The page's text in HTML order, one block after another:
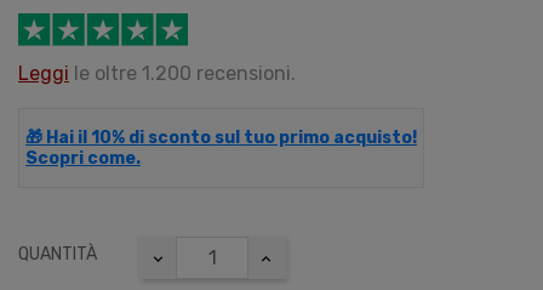
Leggi le oltre 1.200 recensioni.
🎁 Hai il 10% di sconto sul tuo primo acquisto!
Scopri come.
QUANTITÀ